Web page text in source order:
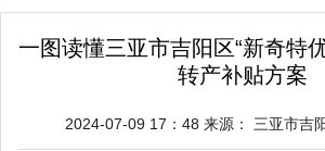
一图读懂三亚市吉阳区“新奇特
转产补贴方案
2024-07-09 17：48 来源： 三亚市吉